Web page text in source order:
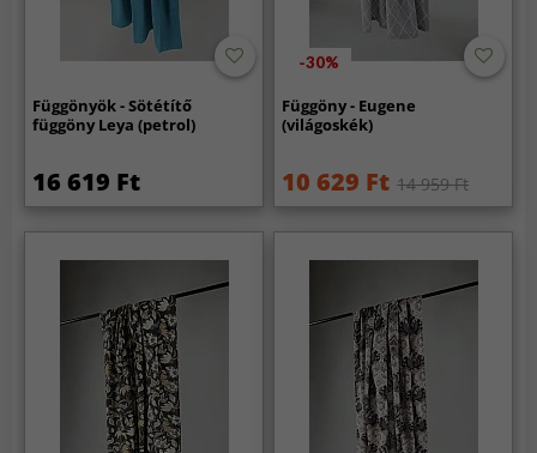
Függönyök - Sötétítő
függöny Leya (petrol)
16 619 Ft
-30%
Függöny - Eugene
(világoskék)
10 629 Ft 14 959 Ft